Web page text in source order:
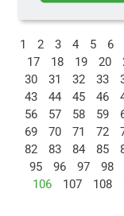
1 2 3 4 5 6
17
18 19 20
30
31 32 33
43
44 45 46
56
57 58 59
69
70 71 72
82
83 84 85
95
96 97 98
106
107 108